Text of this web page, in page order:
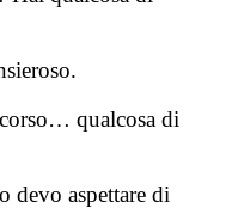
qualcosa di
devo aspettare di